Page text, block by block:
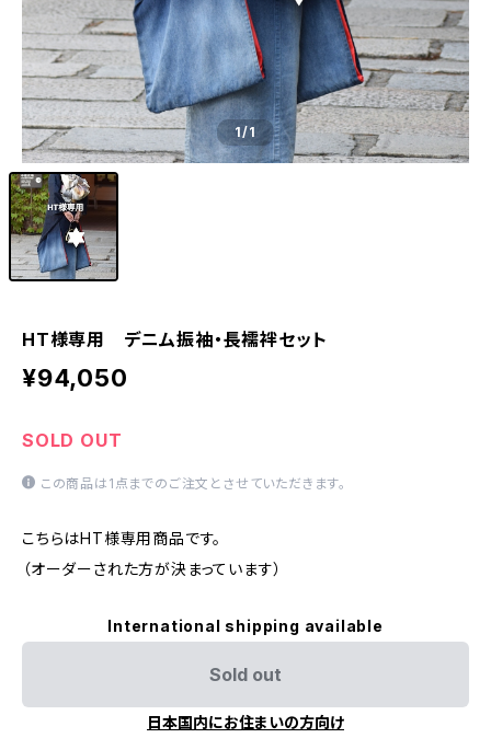
1/1
HT様専用 デニム振袖・長襦袢セット
¥94,050
SOLD OUT
この商品は1点までのご注文とさせていただきます。
こちらはHT様専用商品です。
（オーダーされた方が決まっています）
International shipping available
Sold out
日本国内にお住まいの方向け